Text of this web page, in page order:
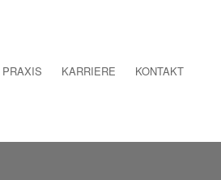
PRAXIS KARRIERE KONTAKT